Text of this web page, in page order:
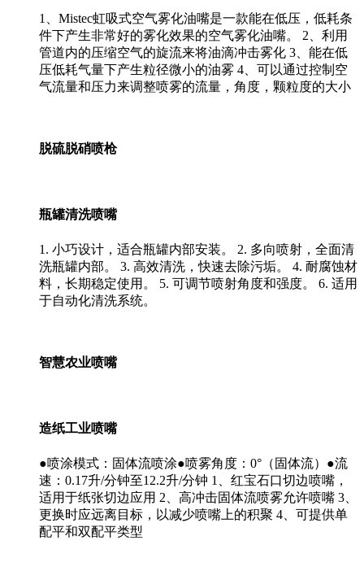
1、Mistec虹吸式空气雾化油嘴是一款能在低压，低耗条
件下产生非常好的雾化效果的空气雾化油嘴。 2、利用
管道内的压缩空气的旋流来将油滴冲击雾化 3、能在低
压低耗气量下产生粒径微小的油雾 4、可以通过控制空
气流量和压力来调整喷雾的流量，角度，颗粒度的大小
脱硫脱硝喷枪
瓶罐清洗喷嘴
1. 小巧设计，适合瓶罐内部安装。 2. 多向喷射，全面清
洗瓶罐内部。 3. 高效清洗，快速去除污垢。 4. 耐腐蚀材
料，长期稳定使用。 5. 可调节喷射角度和强度。 6. 适用
于自动化清洗系统。
智慧农业喷嘴
造纸工业喷嘴
●喷涂模式：固体流喷涂●喷雾角度：0°（固体流）●流
速：0.17升/分钟至12.2升/分钟 1、红宝石口切边喷嘴，
适用于纸张切边应用 2、高冲击固体流喷雾允许喷嘴 3、
更换时应远离目标，以减少喷嘴上的积聚 4、可提供单
配平和双配平类型